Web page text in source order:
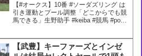
【#オークス】10番 #ソーダズリング は
引き運動とプール調整「どこからでも競
馬できる」生野助手 #keiba #競馬 #pog
(@goku_uma) May 18, 2...
【武豊】キーファーズとインゼ